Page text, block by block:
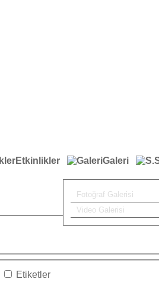
Etkinlikler Galeri
Fotoğraf Galerisi
Video Galerisi
Etiketler